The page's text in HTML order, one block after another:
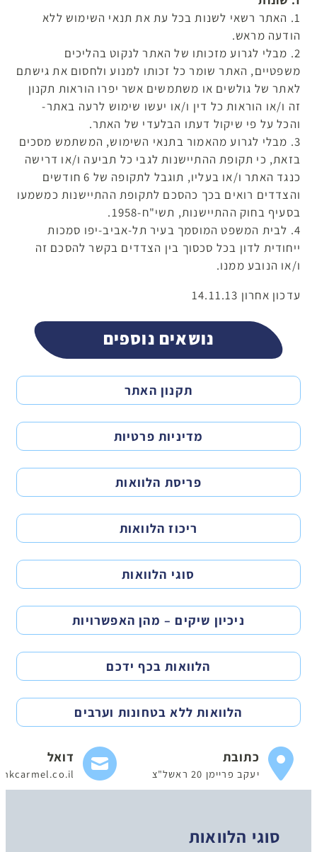
1. האתר רשאי לשנות בכל עת את תנאי השימוש ללא
הודעה מראש.
2. מבלי לגרוע מזכותו של האתר לנקוט בהליכים
משפטיים, האתר שומר כל זכותו למנוע ולחסום את גישתם
לאתר של גולשים או משתמשים אשר יפרו הוראות תקנון
זה ו/או הוראות כל דין ו/או יעשו שימוש לרעה באתר-
והכל על פי שיקול דעתו הבלעדי של האתר.
3. מבלי לגרוע מהאמור בתנאי השימוש, המשתמש מסכים
בזאת, כי תקופת ההתיישנות לגבי כל תביעה ו/או דרישה
כנגד האתר ו/או בעליו, תוגבל לתקופה של 6 חודשים
והצדדים רואים בכך כהסכם לתקופת ההתיישנות כמשמעו
בסעיף בחוק ההתיישנות, תשי"ח-1958.
4. לבית המשפט המוסמך בעיר תל-אביב-יפו סמכות
ייחודית לדון בכל סכסוך בין הצדדים בקשר להסכם זה
ו/או הנובע ממנו.
עדכון אחרון 14.11.13
נושאים נוספים
תקנון האתר
מדיניות פרטיות
פריסת הלוואות
ריכוז הלוואות
סוגי הלוואות
ניכיון שיקים – מהן האפשרויות
הלוואות בכף ידכם
הלוואות ללא בטחונות וערבים
כתובת
יעקב פריימן 20 ראשל"צ
דואל
סוגי הלוואות